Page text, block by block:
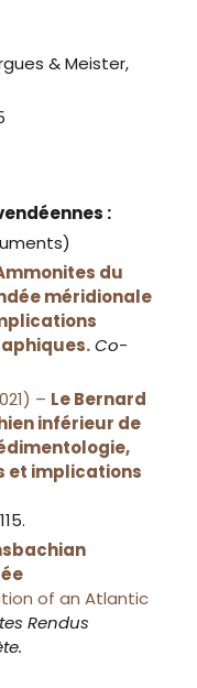
& Meister,
:
du
méridionale
Co-
– Le Bernard
inférieur de
et implications
of an Atlantic
Rendus